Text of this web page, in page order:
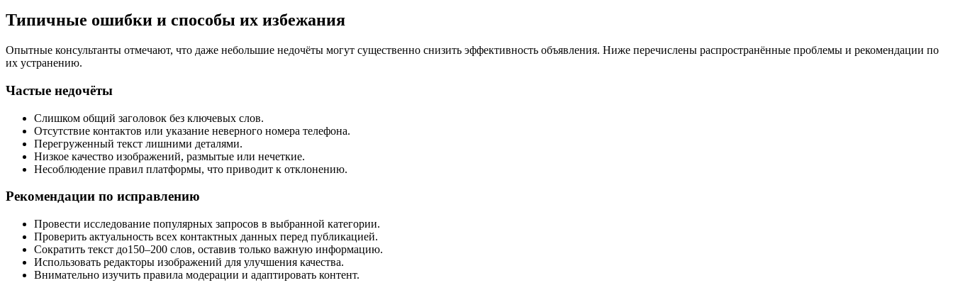
Типичные ошибки и способы их избежания
Опытные консультанты отмечают, что даже небольшие недочёты могут существенно снизить эффективность объявления. Ниже перечислены распространённые проблемы и рекомендации по
их устранению.
Частые недочёты
Слишком общий заголовок без ключевых слов.
Отсутствие контактов или указание неверного номера телефона.
Перегруженный текст лишними деталями.
Низкое качество изображений, размытые или нечеткие.
Несоблюдение правил платформы, что приводит к отклонению.
Рекомендации по исправлению
Провести исследование популярных запросов в выбранной категории.
Проверить актуальность всех контактных данных перед публикацией.
Сократить текст до150–200 слов, оставив только важную информацию.
Использовать редакторы изображений для улучшения качества.
Внимательно изучить правила модерации и адаптировать контент.